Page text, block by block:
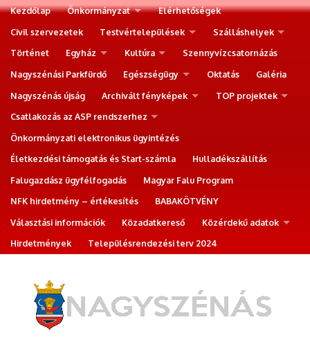
Kezdőlap Önkormányzat
Elérhetőségek
Civil szervezetek
Testvértelepülések
Szálláshelyek
Történet
Egyház Kultúra
Szennyvízcsatornázás
Nagyszénási Parkfürdő
Egészségügy Oktatás
Galéria
Nagyszénás újság
Archivált fényképek
TOP projektek
Csatlakozás az ASP rendszerhez
Önkormányzati elektronikus ügyintézés
Életkezdési támogatás és Start-számla
Hulladékszállítás
Falugazdász ügyfélfogadás
Magyar Falu Program
NFK hirdetmény – értékesítés
BABAKÖTVÉNY
Választási információk
Közadatkereső
Közérdekű adatok
Hirdetmények
Településrendezési terv 2024